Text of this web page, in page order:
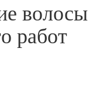
волосы
работ